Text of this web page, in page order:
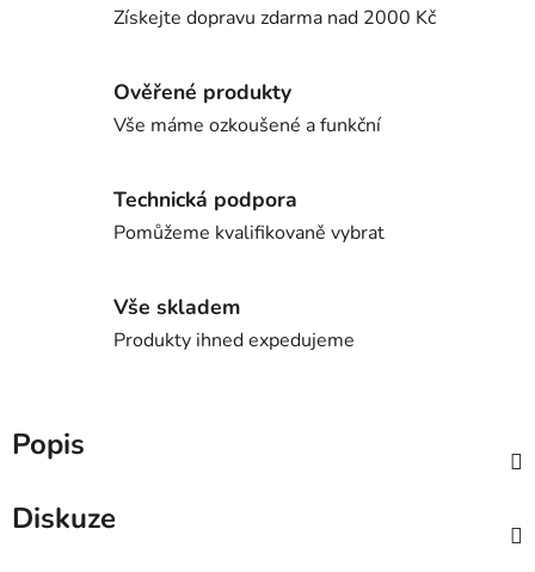
Získejte dopravu zdarma nad 2000 Kč
Ověřené produkty
Vše máme ozkoušené a funkční
Technická podpora
Pomůžeme kvalifikovaně vybrat
Vše skladem
Produkty ihned expedujeme
Popis
Diskuze